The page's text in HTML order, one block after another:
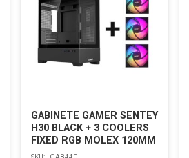
GABINETE GAMER SENTEY
H30 BLACK + 3 COOLERS
FIXED RGB MOLEX 120MM